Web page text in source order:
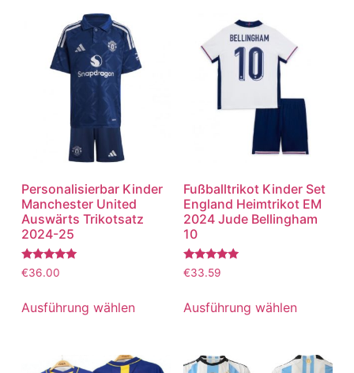
Personalisierbar Kinder
Manchester United
Auswärts Trikotsatz
2024-25
Bewertet
mit
von 5
€36.00
Ausführung wählen
Fußballtrikot Kinder Set
England Heimtrikot EM
2024 Jude Bellingham
10
Bewertet
mit
von 5
€33.59
Ausführung wählen